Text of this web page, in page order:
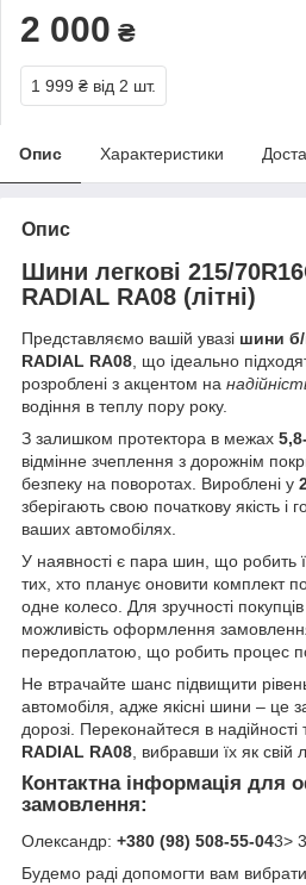
2 000 ₴
1 999 ₴ від 2 шт.
Опис Характеристики
Опис
Шини легкові 215/
RADIAL RA08 (літні)
Представляємо вашій увазі шини б/
RADIAL RA08, що ідеально
розроблені з акцентом на
водіння в теплу пору року.
З залишком протектора в межах
відмінне зчеплення з дорожнім
безпеку на поворотах. Вироблені у
зберігають свою початкову якість і
ваших автомобілях.
У наявності є пара шин, що робить
тих, хто планує оновити комплект
одне колесо. Для зручності
можливість оформлення
передоплатою, що робить процес
Не втрачайте шанс підвищити
автомобіля, адже якісні шини – це
дорозі. Переконайтеся в надійності
RADIAL RA08, вибравши їх як свій
Контактна інформація для
замовлення:
Олександр: +380 (98) 508-55-043>
Будемо раді допомогти вам